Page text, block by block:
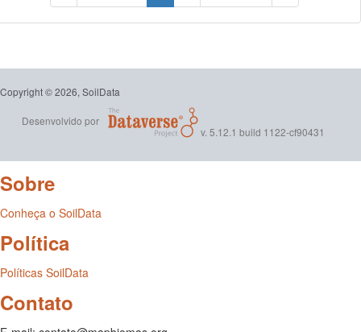
Copyright © 2026, SoilData
Desenvolvido por
v. 5.12.1 build 1122-cf90431
Sobre
Conheça o SoilData
Política
Políticas SoilData
Contato